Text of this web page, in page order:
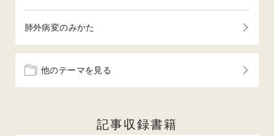
肺外病変のみかた
他のテーマを見る
記事収録書籍